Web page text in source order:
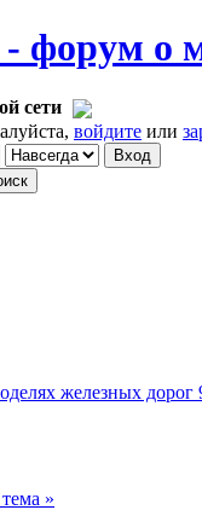
сети
войдите или
железных дорог
»